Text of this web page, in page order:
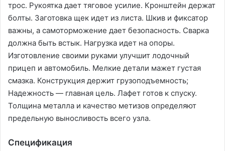
трос. Рукоятка дает тяговое усилие. Кронштейн держат
болты. Заготовка щек идет из листа. Шкив и фиксатор
важны, а самоторможение дает безопасность. Сварка
должна быть встык. Нагрузка идет на опоры.
Изготовление своими руками улучшит лодочный
прицеп и автомобиль. Мелкие детали мажет густая
смазка. Конструкция держит грузоподъемность;
Надежность — главная цель. Лафет готов к спуску.
Толщина металла и качество метизов определяют
предельную выносливость всего узла.
Спецификация